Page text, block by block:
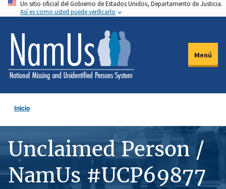
Pasar
al
contenido
principal
Un sitio oficial del Gobierno de Estados Unidos, Departamento de Justicia.
Así es como usted puede verificarlo
Menú
Inicio
Unclaimed Person /
NamUs #UCP69877